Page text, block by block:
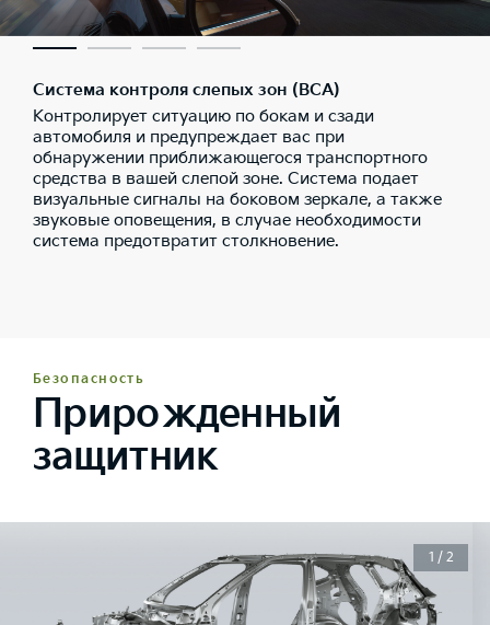
Система контроля слепых зон (BCA)
Контролирует ситуацию по бокам и сзади
автомобиля и предупреждает вас при
обнаружении приближающегося транспортного
средства в вашей слепой зоне. Система подает
визуальные сигналы на боковом зеркале, а также
звуковые оповещения, в случае необходимости
система предотвратит столкновение.
Безопасность
Прирожденный
защитник
1 / 2